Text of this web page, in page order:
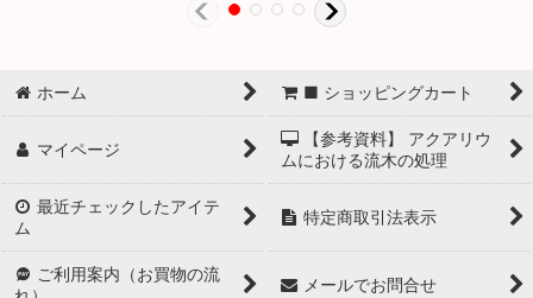
ホーム ■ ショッピングカート
マイページ
【参考資料】 アクアリウ
ムにおける流木の処理
最近チェックしたアイテ
ム
特定商取引法表示
ご利用案内（お買物の流
メールでお問合せ